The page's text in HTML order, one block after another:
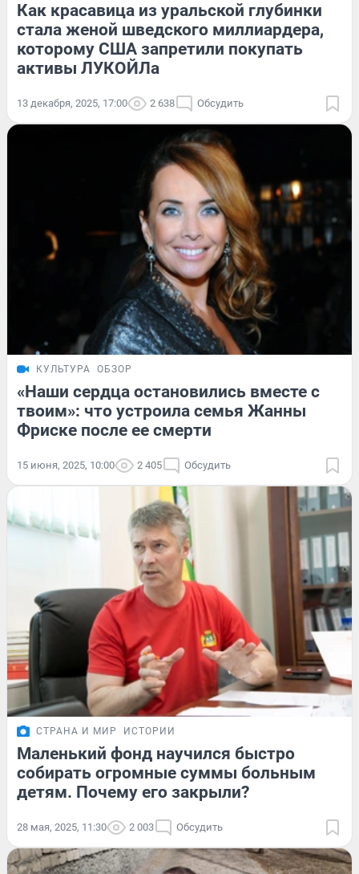
Как красавица из уральской глубинки
стала женой шведского миллиардера,
которому США запретили покупать
активы ЛУКОЙЛа
13 декабря, 2025, 17:00 2 638 Обсудить
КУЛЬТУРА ОБЗОР
«Наши сердца остановились вместе с
твоим»: что устроила семья Жанны
Фриске после ее смерти
15 июня, 2025, 10:00 2 405 Обсудить
СТРАНА И МИР ИСТОРИИ
Маленький фонд научился быстро
собирать огромные суммы больным
детям. Почему его закрыли?
28 мая, 2025, 11:30 2 003 Обсудить